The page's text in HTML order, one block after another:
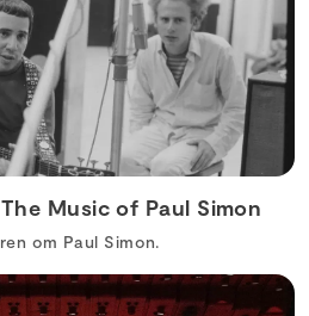
Music of Paul Simon
om Paul Simon.